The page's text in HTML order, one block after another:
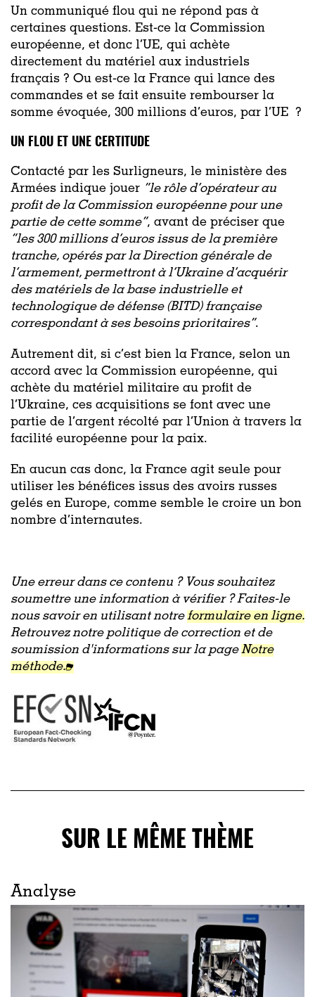
Un communiqué flou qui ne répond pas à
certaines questions. Est-ce la Commission
européenne, et donc l’UE, qui achète
directement du matériel aux industriels
français ? Ou est-ce la France qui lance des
commandes et se fait ensuite rembourser la
somme évoquée, 300 millions d’euros, par l’UE ?
UN FLOU ET UNE CERTITUDE
Contacté par les Surligneurs, le ministère des
Armées indique jouer “le rôle d’opérateur au
profit de la Commission européenne pour une
partie de cette somme”, avant de préciser que
“les 300 millions d’euros issus de la première
tranche, opérés par la Direction générale de
l’armement, permettront à l’Ukraine d’acquérir
des matériels de la base industrielle et
technologique de défense (BITD) française
correspondant à ses besoins prioritaires”.
Autrement dit, si c’est bien la France, selon un
accord avec la Commission européenne, qui
achète du matériel militaire au profit de
l’Ukraine, ces acquisitions se font avec une
partie de l’argent récolté par l’Union à travers la
facilité européenne pour la paix.
En aucun cas donc, la France agit seule pour
utiliser les bénéfices issus des avoirs russes
gelés en Europe, comme semble le croire un bon
nombre d’internautes.
Une erreur dans ce contenu ? Vous souhaitez
soumettre une information à vérifier ? Faites-le
nous savoir en utilisant notreformulaire en ligne.
Retrouvez notre politique de correction et de
soumission d'informations sur la pageNotre
méthode.
SUR LE MÊME THÈME
Analyse